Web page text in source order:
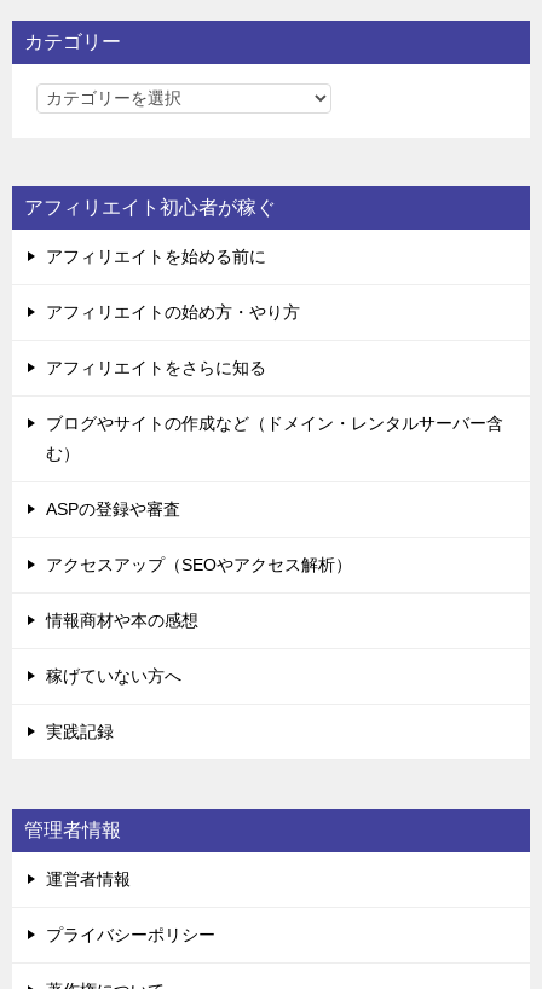
カテゴリー
カ
リ
ー
アフィリエイト初心者が稼ぐ
アフィリエイトを始める前に
アフィリエイトの始め方・やり方
アフィリエイトをさらに知る
ブログやサイトの作成など（ドメイン・レンタルサーバー含
む）
ASPの登録や審査
アクセスアップ（SEOやアクセス解析）
情報商材や本の感想
稼げていない方へ
実践記録
管理者情報
運営者情報
プライバシーポリシー